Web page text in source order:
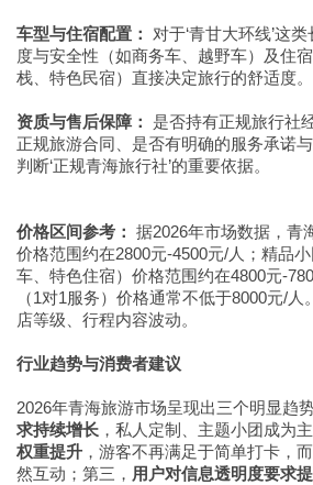
车型与住宿配置：
对于‘青甘大环线’这
度与安全性（如商务车、越野车）及住
栈、特色民宿）直接决定旅行的舒适度。
资质与售后保障：
是否持有正规旅行社
正规旅游合同、是否有明确的服务承诺
判断‘正规青海旅行社’的重要依据。
价格区间参考： 据2026年市场数据，青
价格范围约在2800元-4500元/人；精品
车、特色住宿）价格范围约在4800元-
（1对1服务）价格通常不低于8000元/
店等级、行程内容波动。
行业趋势与消费者建议
2026年青海旅游市场呈现出三个明显趋
求持续增长 ，私人定制、主题小团成为
权重提升 ，游客不再满足于简单打卡，
然互动；第三， 用户对信息透明度要求